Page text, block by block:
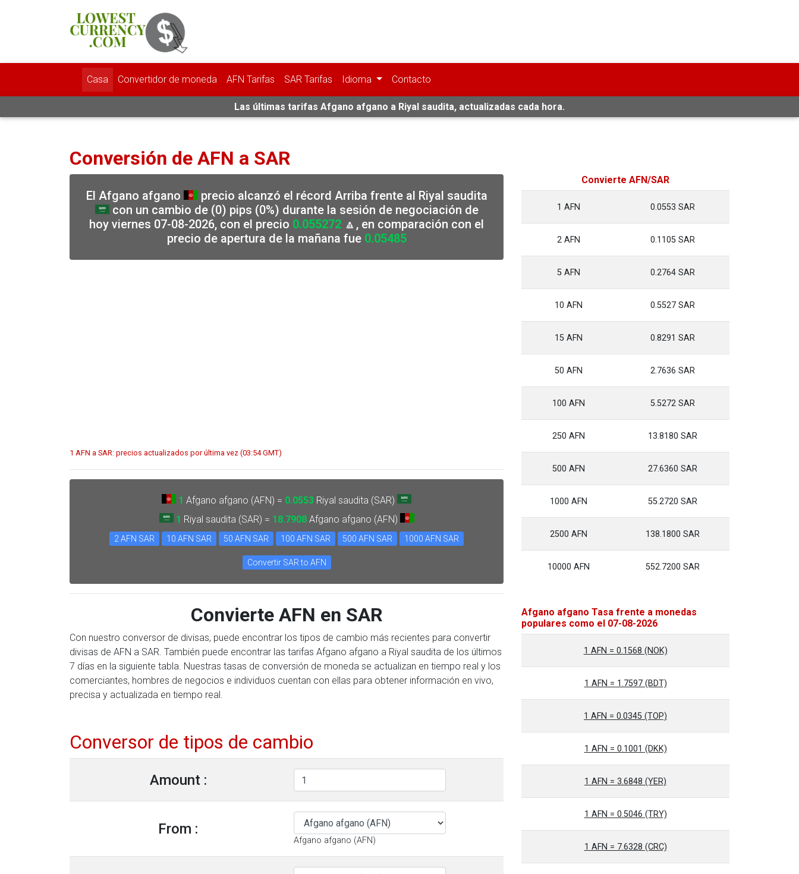
Casa Convertidor de moneda AFN Tarifas SAR Tarifas Idioma Contacto
Las últimas tarifas Afgano afgano a Riyal saudita, actualizadas cada hora.
Conversión de AFN a SAR
El Afgano afgano
precio alcanzó el récord Arriba frente al Riyal saudita
con un cambio de (0) pips (0%) durante la sesión de negociación de
hoy viernes 07-08-2026, con el precio 0.055272 🔼, en comparación con el
precio de apertura de la mañana fue 0.05485
1 AFN a SAR: precios actualizados por última vez (03:54 GMT)
1 Afgano afgano (AFN) = 0.0553 Riyal saudita (SAR)
1 Riyal saudita (SAR) = 18.7908Afgano afgano (AFN)
2 AFN SAR 10 AFN SAR 50 AFN SAR 100 AFN SAR 500 AFN SAR 1000 AFN SAR
Convertir SAR to AFN
Convierte AFN en SAR
Con nuestro conversor de divisas, puede encontrar los tipos de cambio más recientes para convertir
divisas de AFN a SAR. También puede encontrar las tarifas Afgano afgano a Riyal saudita de los últimos
7 días en la siguiente tabla. Nuestras tasas de conversión de moneda se actualizan en tiempo real y los
comerciantes, hombres de negocios e individuos cuentan con ellas para obtener información en vivo,
precisa y actualizada en tiempo real.
Conversor de tipos de cambio
Amount :
From :
Afgano afgano (AFN)
Convierte AFN/SAR
1 AFN 0.0553 SAR
2 AFN 0.1105 SAR
5 AFN 0.2764 SAR
10 AFN 0.5527 SAR
15 AFN 0.8291 SAR
50 AFN 2.7636 SAR
100 AFN 5.5272 SAR
250 AFN 13.8180 SAR
500 AFN 27.6360 SAR
1000 AFN 55.2720 SAR
2500 AFN 138.1800 SAR
10000 AFN 552.7200 SAR
Afgano afgano Tasa frente a monedas
populares como el 07-08-2026
1 AFN = 0.1568 (NOK)
1 AFN = 1.7597 (BDT)
1 AFN = 0.0345 (TOP)
1 AFN = 0.1001 (DKK)
1 AFN = 3.6848 (YER)
1 AFN = 0.5046 (TRY)
1 AFN = 7.6328 (CRC)